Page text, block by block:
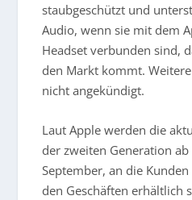
staubgeschützt und
Audio, wenn sie mit dem
Headset verbunden sind,
den Markt kommt.
nicht angekündigt.
Laut Apple werden die
der zweiten Generation
September, an die
den Geschäften erhältlich